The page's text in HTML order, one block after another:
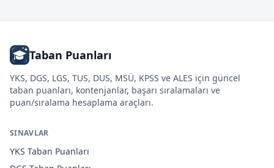
Taban Puanları
YKS, DGS, LGS, TUS, DUS, MSÜ, KPSS ve ALES için güncel
taban puanları, kontenjanlar, başarı sıralamaları ve
puan/sıralama hesaplama araçları.
SINAVLAR
YKS Taban Puanları